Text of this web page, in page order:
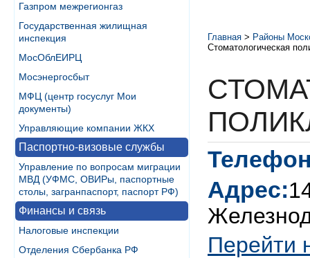
Газпром межрегионгаз
Государственная жилищная
инспекция
МосОблЕИРЦ
Мосэнергосбыт
МФЦ (центр госуслуг Мои
документы)
Управляющие компании ЖКХ
Паспортно-визовые службы
Управление по вопросам миграции
МВД (УФМС, ОВИРы, паспортные
столы, загранпаспорт, паспорт РФ)
Финансы и связь
Налоговые инспекции
Отделения Сбербанка РФ
Главная > Районы
Стоматологическая
Адрес:
Перейти